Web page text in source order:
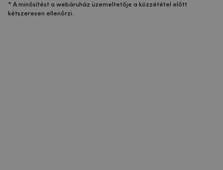
* A minősítést a webáruház üzemeltetője a közzététel előtt
kétszeresen ellenőrzi.